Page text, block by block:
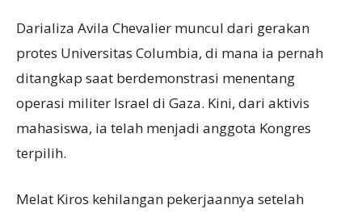
Darializa Avila Chevalier muncul dari gerakan
protes Universitas Columbia, di mana ia pernah
ditangkap saat berdemonstrasi menentang
operasi militer Israel di Gaza. Kini, dari aktivis
mahasiswa, ia telah menjadi anggota Kongres
terpilih.
Melat Kiros kehilangan pekerjaannya setelah